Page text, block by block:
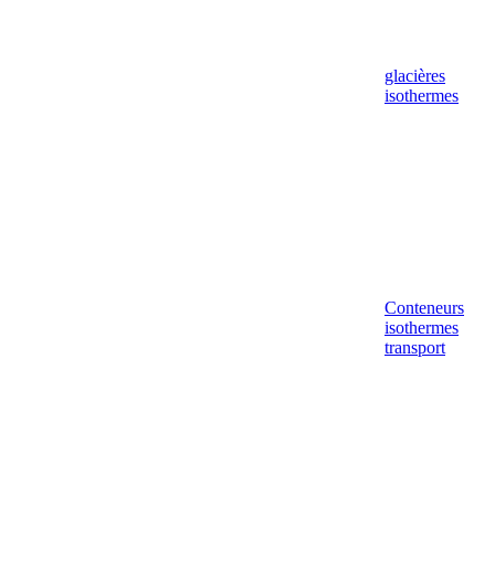
glacières
isothermes
Conteneurs
isothermes
transport